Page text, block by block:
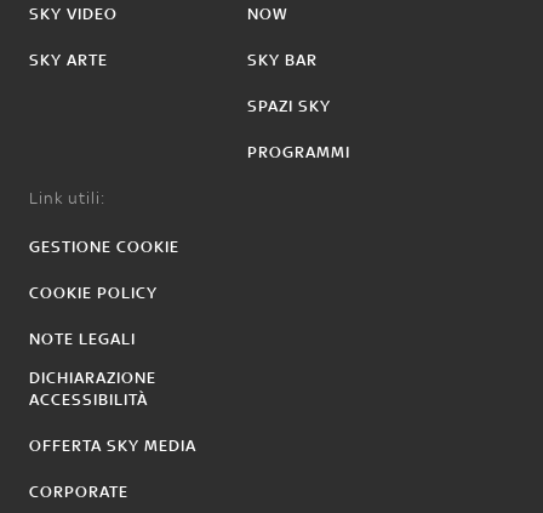
SKY VIDEO
SKY ARTE
NOW
SKY BAR
SPAZI SKY
PROGRAMMI
Link utili:
GESTIONE COOKIE
COOKIE POLICY
NOTE LEGALI
DICHIARAZIONE
ACCESSIBILITÀ
OFFERTA SKY MEDIA
CORPORATE